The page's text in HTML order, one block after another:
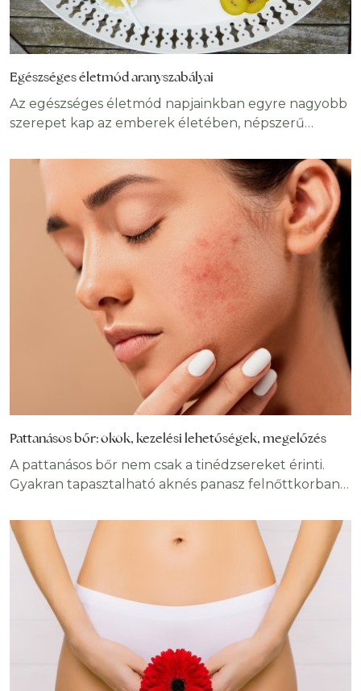
Egészséges életmód aranyszabályai
Az egészséges életmód napjainkban egyre nagyobb
szerepet kap az emberek életében, népszerű
számtalan tudnivaló kering róla a neten, az ember
könnyen elveszhet az információrengetegben.
Melyek az egészséges életmód legfontosabb
alappillérei? Miért jó nekünk, ha igyekszünk
betartani? Cikkünkből kiderül! Ép testben ép lélek,
hangzik az ismert közmondás, melynek
igazságtartalma igen
Pattanásos bőr: okok, kezelési lehetőségek, megelőzés
A pattanásos bőr nem csak a tinédzsereket érinti.
Gyakran tapasztalható aknés panasz felnőttkorban
szabadulna tőle. Ki ne szeretne ragyogó, tökéletes
arcbőrt?! Sajnos, mint sok más esetben, az arcbőr
tekintetében sem létezik tökéletes, kivéve persze az
Insta-sztárokat és a kiválasztottakat. Ellenben a
tudatos arcápolás és egyéb praktikák